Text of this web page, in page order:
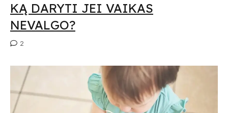
KĄ DARYTI JEI VAIKAS
NEVALGO?
2